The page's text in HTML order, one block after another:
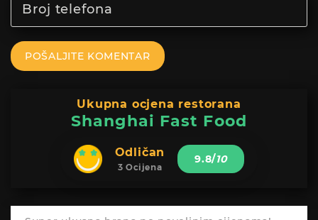
POŠALJITE KOMENTAR
Ukupna ocjena restorana
Shanghai Fast Food
Odličan
3 Ocijena
9.8/10